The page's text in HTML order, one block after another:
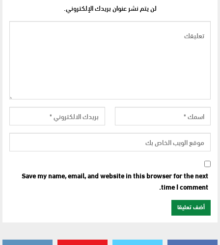
لن يتم نشر عنوان بريدك الإلكتروني.
Save my name, email, and website in this browser for the next
time I comment.